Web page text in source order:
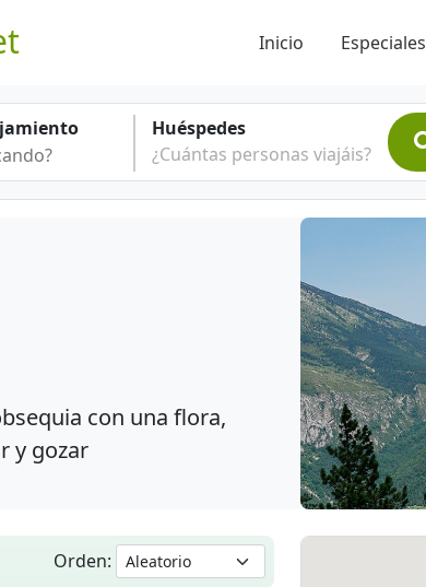
Inicio Especiales
Huéspedes
¿Cuántas personas viajáis?
con una flora,
y gozar
Orden: